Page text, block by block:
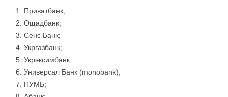
Приватбанк;
Ощадбанк;
Сенс Банк;
Укргазбанк;
Укрэксимбанк;
Универсал Банк (monobank);
ПУМБ;